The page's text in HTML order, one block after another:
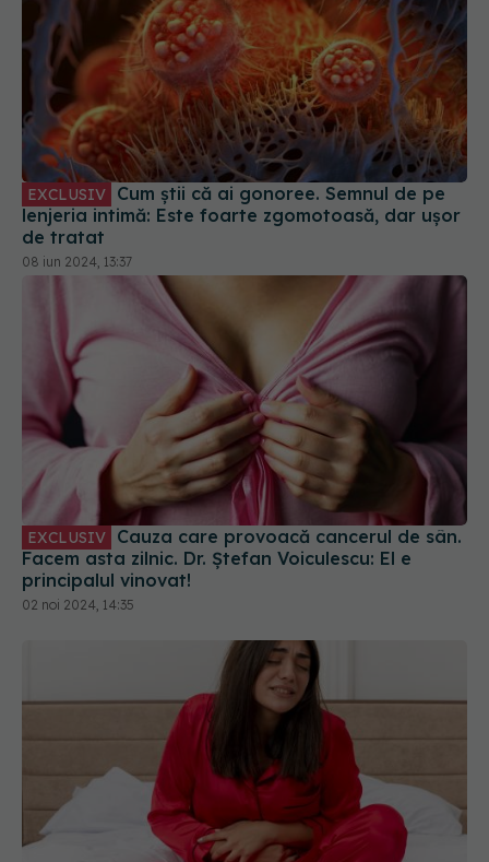
EXCLUSIV Cum știi că ai gonoree. Semnul de pe
lenjeria intimă: Este foarte zgomotoasă, dar ușor
de tratat
08 iun 2024, 13:37
EXCLUSIV
Facem asta zilnic. Dr. Ștefan Voiculescu: El e
principalul vinovat!
02 noi 2024, 14:35